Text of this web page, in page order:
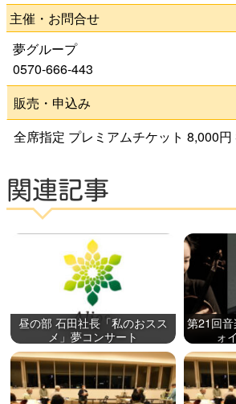
お問い
いわきアリオスと
WEBマガジン
施設を使いたい
公演をみたい
主催・お問合せ
夢グループ
0570-666-443
販売・申込み
全席指定 プレミアムチケット 8,000
関連記事
昼の部 石田社長「私のおスス
メ」夢コンサート
第21回
ォ